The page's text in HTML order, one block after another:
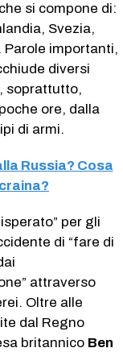
si compone di:
Svezia,
Parole importanti,
diversi
soprattutto,
ore, dalla
di armi.
Russia? Cosa
per gli
di “fare di
attraverso
Oltre alle
dal Regno
britannico Ben